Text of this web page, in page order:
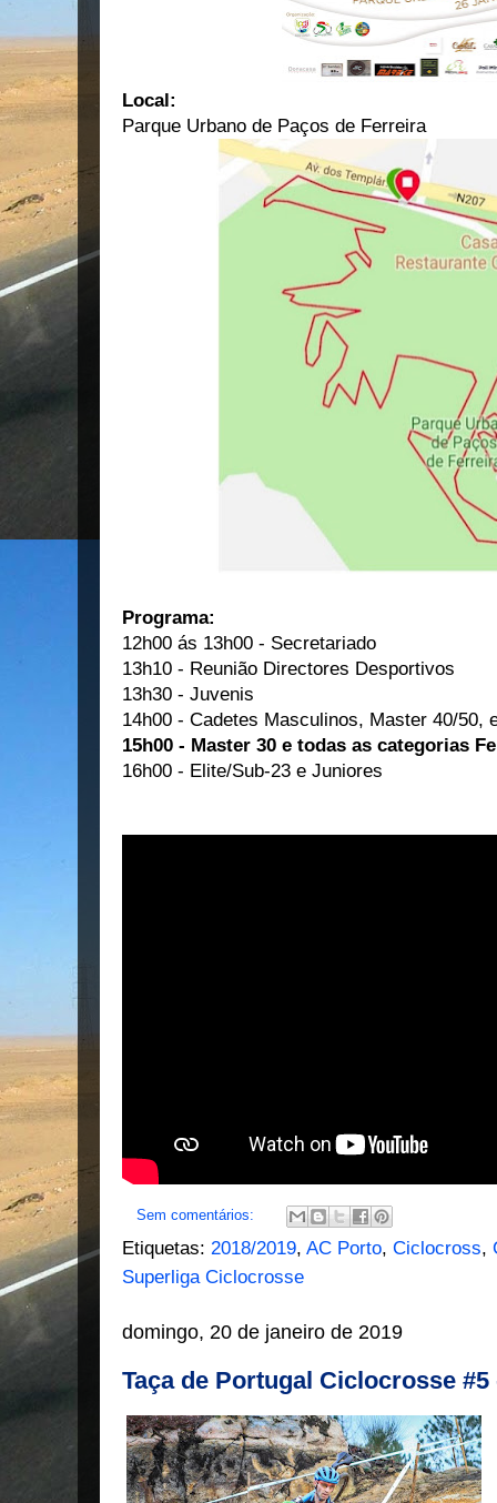
Local:
Parque Urbano de Paços de Ferreira
Programa:
12h00 ás 13h00 - Secretariado
13h10 - Reunião Directores Desportivos
13h30 - Juvenis
14h00 - Cadetes Masculinos, Master 40/50,
15h00 - Master 30 e todas as categorias
16h00 - Elite/Sub-23 e Juniores
Sem comentários:
Etiquetas: 2018/2019, AC Porto, Ciclocross,
Superliga Ciclocrosse
domingo, 20 de janeiro de 2019
Taça de Portugal Ciclocrosse #5